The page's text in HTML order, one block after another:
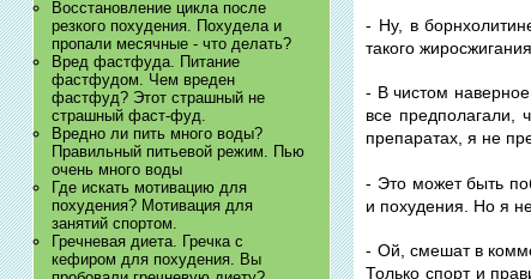
Восстановление цикла после
резкого похудения. Похудела и
пропали месячные - что делать?
Вред фастфуда. Питание
фастфудом. Чем вреден
фастфуд? Этот страшный не
страшный фаст-фуд.
Вредно ли пить много воды?
Правильный питьевой режим. Пью
очень много воды
Где искать мотивацию для
похудения? Мотивация для
занятий спортом.
Гречневая диета. Гречка с
кефиром для похудения. Вы
- Ну, в
такого
- В чистом
все предполагали,
препаратах, я не
- Это может быть
и похудения. Но я
- Ой, смешат в
Только спорт и